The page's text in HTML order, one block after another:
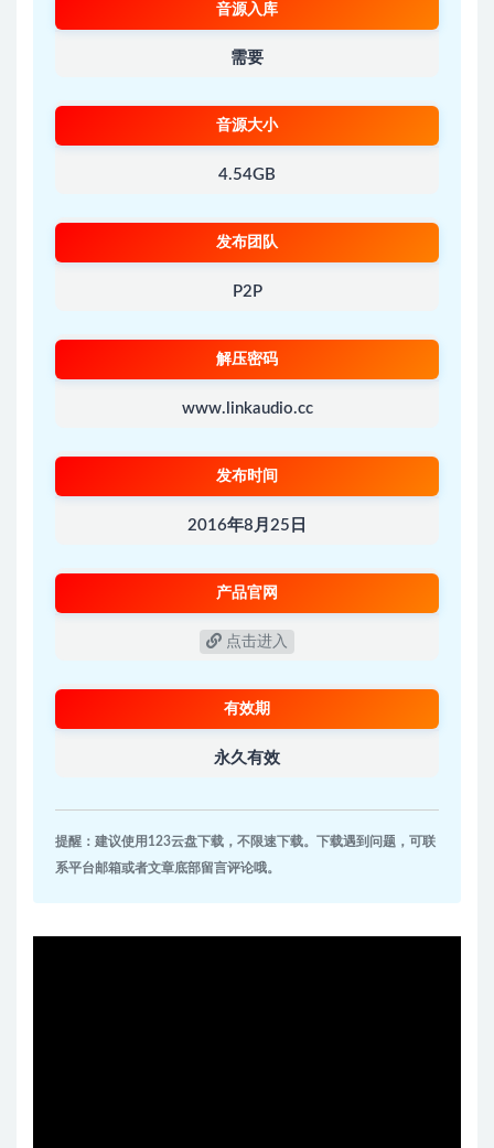
音源入库
需要
音源大小
4.54GB
发布团队
P2P
解压密码
www.linkaudio.cc
发布时间
2016年8月25日
产品官网
点击进入
有效期
永久有效
提醒：建议使用123云盘下载，不限速下载。下载遇到问题，可联
系平台邮箱或者文章底部留言评论哦。